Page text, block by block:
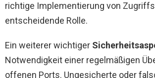
richtige Implementierung von
entscheidende Rolle.
Ein weiterer wichtiger
Notwendigkeit einer regelmäßigen
offenen Ports. Ungesicherte oder